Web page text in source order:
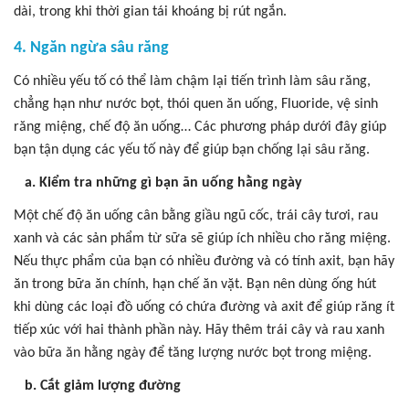
dài, trong khi thời gian tái khoáng bị rút ngắn.
4. Ngăn ngừa sâu răng
Có nhiều yếu tố có thể làm chậm lại tiến trình làm sâu răng,
chẳng hạn như nước bọt, thói quen ăn uống, Fluoride, vệ sinh
răng miệng, chế độ ăn uống… Các phương pháp dưới đây giúp
bạn tận dụng các yếu tố này để giúp bạn chống lại sâu răng.
a. Kiểm tra những gì bạn ăn uống hằng ngày
Một chế độ ăn uống cân bằng giầu ngũ cốc, trái cây tươi, rau
xanh và các sản phẩm từ sữa sẽ giúp ích nhiều cho răng miệng.
Nếu thực phẩm của bạn có nhiều đường và có tính axit, bạn hãy
ăn trong bữa ăn chính, hạn chế ăn vặt. Bạn nên dùng ống hút
khi dùng các loại đồ uống có chứa đường và axit để giúp răng ít
tiếp xúc với hai thành phần này. Hãy thêm trái cây và rau xanh
vào bữa ăn hằng ngày để tăng lượng nước bọt trong miệng.
b. Cắt giảm lượng đường